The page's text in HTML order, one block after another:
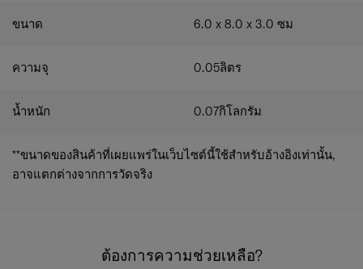
ขนาด 6.0 x 8.0 x 3.0 ซม
ความจุ 0.05ลิตร
น้ำหนัก 0.07กิโลกรัม
**ขนาดของสินค้าที่เผยแพร่ในเว็บไซต์นี้ใช้สำหรับอ้างอิงเท่านั้น,
อาจแตกต่างจากการวัดจริง
ต้องการความช่วยเหลือ?